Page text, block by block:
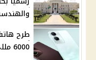
6000 مللي وسعر يبدأ من 6890 جنيه